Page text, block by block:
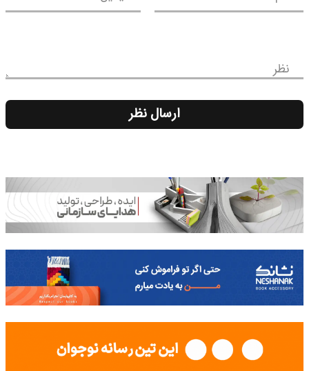
نظر
ارسال نظر